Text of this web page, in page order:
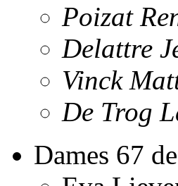
Poizat
Delattre
Vinck
De Trog
Dames 67